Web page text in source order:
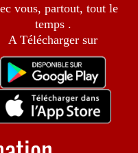
vous, partout, tout le
temps .
A Télécharger sur